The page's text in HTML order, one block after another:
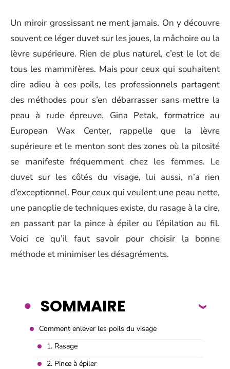
Un miroir grossissant ne ment jamais. On y découvre
souvent ce léger duvet sur les joues, la mâchoire ou la
lèvre supérieure. Rien de plus naturel, c’est le lot de
tous les mammifères. Mais pour ceux qui souhaitent
dire adieu à ces poils, les professionnels partagent
des méthodes pour s’en débarrasser sans mettre la
peau à rude épreuve. Gina Petak, formatrice au
European Wax Center, rappelle que la lèvre
supérieure et le menton sont des zones où la pilosité
se manifeste fréquemment chez les femmes. Le
duvet sur les côtés du visage, lui aussi, n’a rien
d’exceptionnel. Pour ceux qui veulent une peau nette,
une panoplie de techniques existe, du rasage à la cire,
en passant par la pince à épiler ou l’épilation au fil.
Voici ce qu’il faut savoir pour choisir la bonne
méthode et minimiser les désagréments.
SOMMAIRE
Comment enlever les poils du visage
1. Rasage
2. Pince à épiler